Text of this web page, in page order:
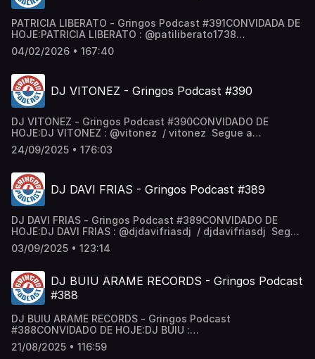
PATRICIA LIBERATO - Gringos Podcast #391CONVIDADA DE
HOJE:PATRICIA LIBERATO : ‪@patiliberato1738‬
/ patiliberato Segue a gente:Canal de Cortes:
/ @cortesgringos Gringos no Insta:
/ gringospodcast Anfitriões: @neygringos | @erickjay
04/02/2026 • 167:40
DJ VITONEZ - Gringos Podcast #390
DJ VITONEZ - Gringos Podcast #390CONVIDADO DE
HOJE:DJ VITONEZ : @vitonez / vitonez Segue a
gente:Canal de Cortes: / @cortesgringos Gringos no
Insta: / podcastgringos Gringos no Tik Tok:
24/09/2025 • 176:03
DJ DAVI FRIAS - Gringos Podcast #389
DJ DAVI FRIAS - Gringos Podcast #389CONVIDADO DE
HOJE:DJ DAVI FRIAS : @djdavifriasdj / djdavifriasdj Segue
a gente:Canal de Cortes: / @cortesgringos Gringos no
Insta: / podcastgringos Gringos no Tik Tok:
03/09/2025 • 123:14
DJ BUIU ARAME RECORDS - Gringos Podcast
#388
DJ BUIU ARAME RECORDS - Gringos Podcast
#388CONVIDADO DE HOJE:DJ BUIU :
@djbuiuaramehttps://www.instagram.com/djbuiuarame/
a gente:Canal de Cortes:
21/08/2025 • 116:59